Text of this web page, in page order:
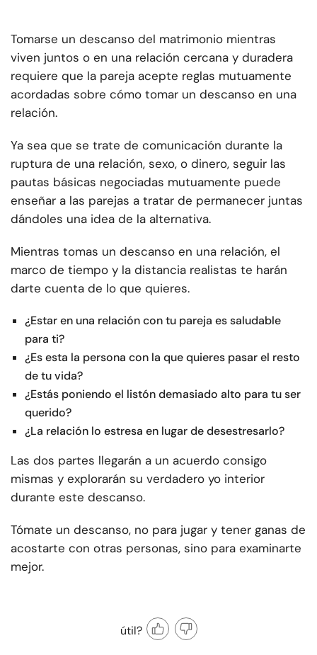
Tomarse un descanso del matrimonio mientras
viven juntos o en una relación cercana y duradera
requiere que la pareja acepte reglas mutuamente
acordadas sobre cómo tomar un descanso en una
relación.
Ya sea que se trate de comunicación durante la
ruptura de una relación, sexo, o dinero, seguir las
pautas básicas negociadas mutuamente puede
enseñar a las parejas a tratar de permanecer juntas
dándoles una idea de la alternativa.
Mientras tomas un descanso en una relación, el
marco de tiempo y la distancia realistas te harán
darte cuenta de lo que quieres.
¿Estar en una relación con tu pareja es saludable
para ti?
¿Es esta la persona con la que quieres pasar el resto
de tu vida?
¿Estás poniendo el listón demasiado alto para tu ser
querido?
¿La relación lo estresa en lugar de desestresarlo?
Las dos partes llegarán a un acuerdo consigo
mismas y explorarán su verdadero yo interior
durante este descanso.
Tómate un descanso, no para jugar y tener ganas de
acostarte con otras personas, sino para examinarte
mejor.
útil?